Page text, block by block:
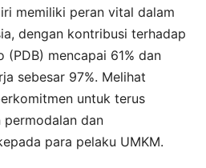
memiliki peran vital dalam
dengan kontribusi terhadap
mencapai 61% dan
sebesar 97%. Melihat
untuk terus
permodalan dan
para pelaku UMKM.